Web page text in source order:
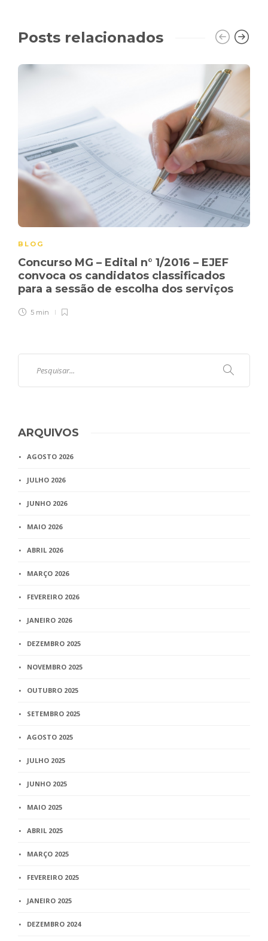
Posts relacionados
BLOG
Concurso MG – Edital n° 1/2016 – EJEF
convoca os candidatos classificados
para a sessão de escolha dos serviços
5 min
ARQUIVOS
AGOSTO 2026
JULHO 2026
JUNHO 2026
MAIO 2026
ABRIL 2026
MARÇO 2026
FEVEREIRO 2026
JANEIRO 2026
DEZEMBRO 2025
NOVEMBRO 2025
OUTUBRO 2025
SETEMBRO 2025
AGOSTO 2025
JULHO 2025
JUNHO 2025
MAIO 2025
ABRIL 2025
MARÇO 2025
FEVEREIRO 2025
JANEIRO 2025
DEZEMBRO 2024